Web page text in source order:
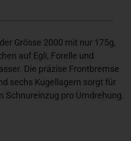
Grösse 2000 mit nur 175g,
auf Egli, Forelle und
Die präzise Frontbremse
sechs Kugellagern sorgt für
Schnureinzug pro Umdrehung.